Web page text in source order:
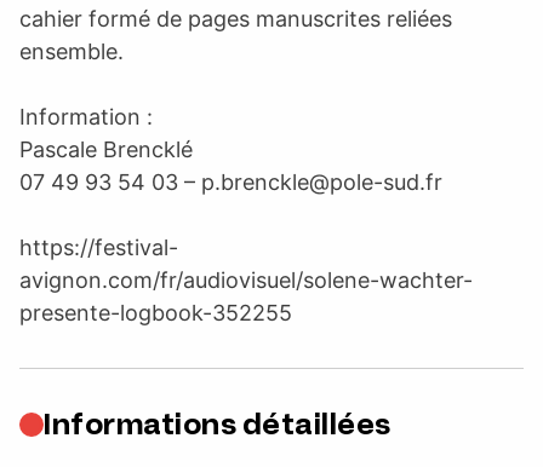
cahier formé de pages manuscrites reliées
ensemble.
Information :
Pascale Brencklé
07 49 93 54 03 – p.brenckle@pole-sud.fr
https://festival-
avignon.com/fr/audiovisuel/solene-wachter-
presente-logbook-352255
Informations détaillées